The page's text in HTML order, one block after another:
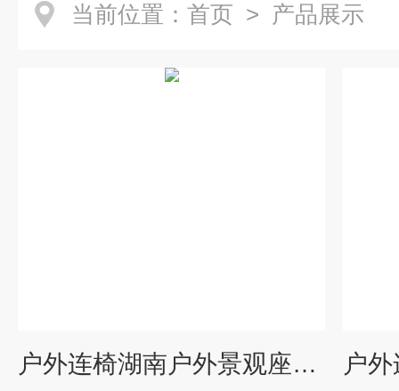
当前位置： 首页 > 产品展示
户外连椅湖南户外景观座椅 防腐木公园椅供应厂家 园林桌椅